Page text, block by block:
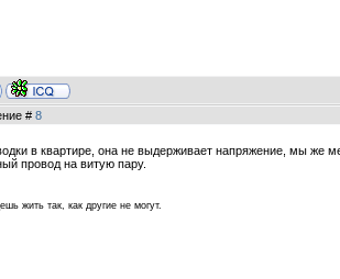
# 8
в квартире, она не выдерживает напряжение, мы
провод на витую пару.
жить так, как другие не могут.